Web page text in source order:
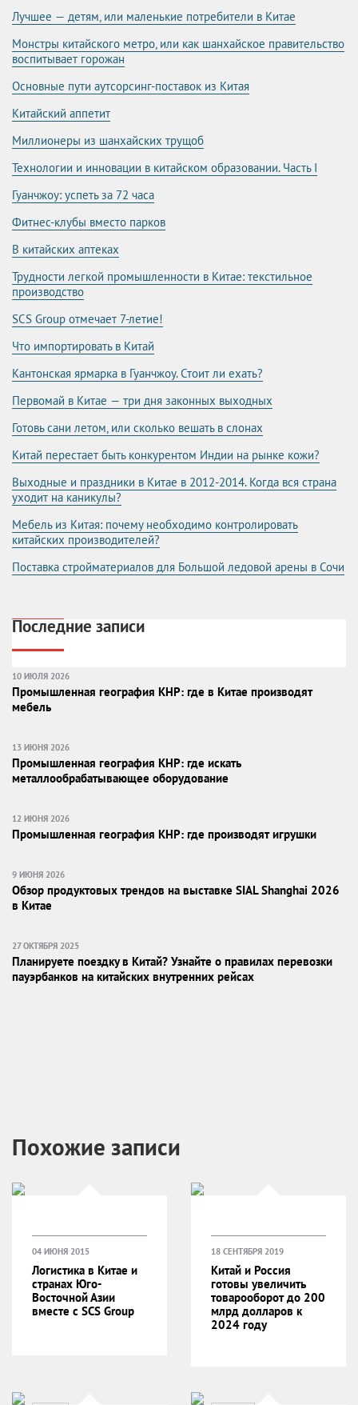
Лучшее — детям, или маленькие потребители в Китае
Монстры китайского метро, или как шанхайское правительство
воспитывает горожан
Основные пути аутсорсинг-поставок из Китая
Китайский аппетит
Миллионеры из шанхайских трущоб
Технологии и инновации в китайском образовании. Часть I
Гуанчжоу: успеть за 72 часа
Фитнес-клубы вместо парков
В китайских аптеках
Трудности легкой промышленности в Китае: текстильное
производство
SCS Group отмечает 7-летие!
Что импортировать в Китай
Кантонская ярмарка в Гуанчжоу. Стоит ли ехать?
Первомай в Китае — три дня законных выходных
Готовь сани летом, или сколько вешать в слонах
Китай перестает быть конкурентом Индии на рынке кожи?
Выходные и праздники в Китае в 2012-2014. Когда вся страна
уходит на каникулы?
Мебель из Китая: почему необходимо контролировать
китайских производителей?
Поставка стройматериалов для Большой ледовой арены в Сочи
Последние записи
10 ИЮЛЯ 2026
Промышленная география КНР: где в Китае производят
мебель
13 ИЮНЯ 2026
Промышленная география КНР: где искать
металлообрабатывающее оборудование
12 ИЮНЯ 2026
Промышленная география КНР: где производят игрушки
9 ИЮНЯ 2026
Обзор продуктовых трендов на выставке SIAL Shanghai 2026
в Китае
27 ОКТЯБРЯ 2025
Планируете поездку в Китай? Узнайте о правилах перевозки
пауэрбанков на китайских внутренних рейсах
Похожие записи
04 ИЮНЯ 2015
Логистика в Китае и
странах Юго-
Восточной Азии
вместе с SCS Group
18 СЕНТЯБРЯ 2019
Китай и Россия
готовы увеличить
товарооборот до 200
млрд долларов к
2024 году